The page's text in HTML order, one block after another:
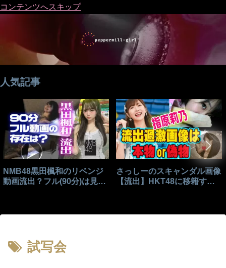
コンテンツへスキップ
人気記事
NMB48黒田楓和のリベンジ
動画流出？フル(90分)は見れ
さっしーのスキャンダル画像
【流出】HKT48に移籍する
試写会